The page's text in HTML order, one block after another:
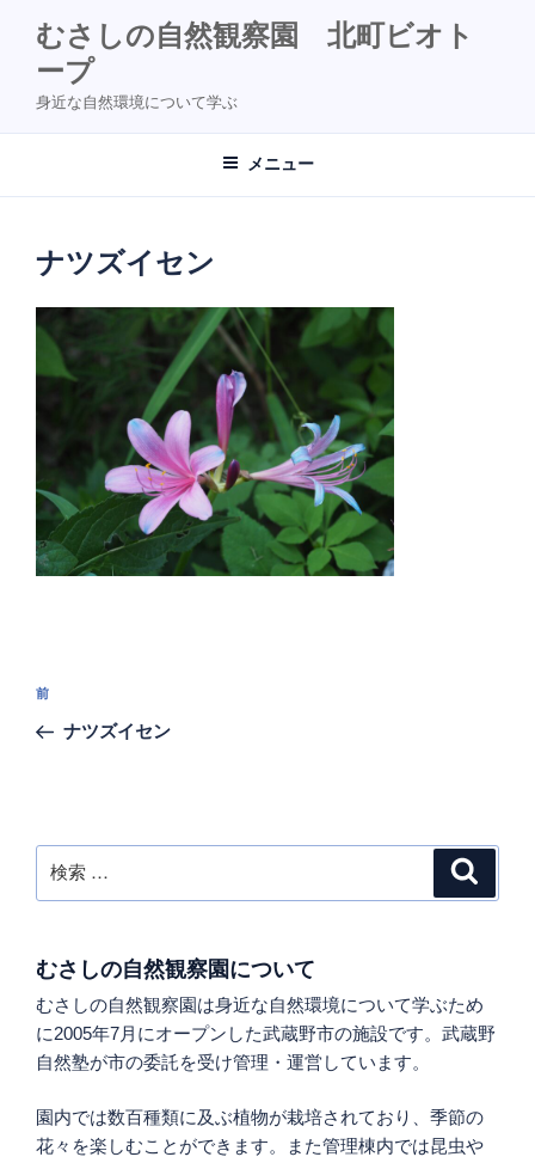
むさしの自然観察園 北町ビオト
ープ
身近な自然環境について学ぶ
メニュー
ナツズイセン
投
ナ
ー
シ
過
去
前
ナツズイセン
索:
むさしの自然観察園について
むさしの自然観察園は身近な自然環境について学ぶため
に2005年7月にオープンした武蔵野市の施設です。武蔵野
自然塾が市の委託を受け管理・運営しています。
園内では数百種類に及ぶ植物が栽培されており、季節の
花々を楽しむことができます。また管理棟内では昆虫や